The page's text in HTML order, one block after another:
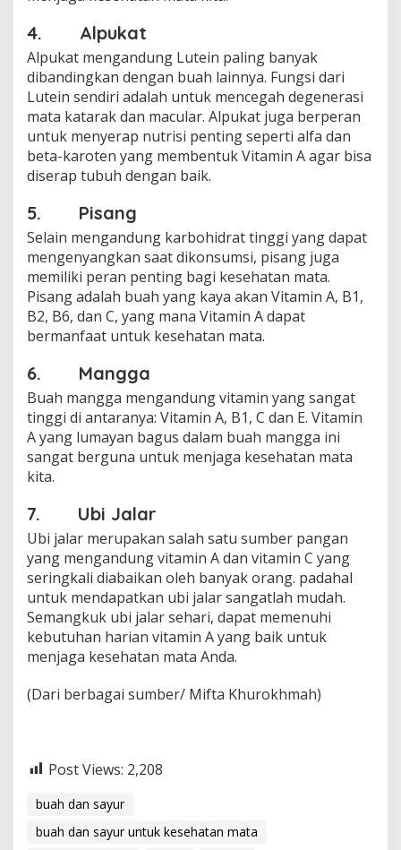
4. Alpukat
Alpukat mengandung Lutein paling banyak
dibandingkan dengan buah lainnya. Fungsi dari
Lutein sendiri adalah untuk mencegah degenerasi
mata katarak dan macular. Alpukat juga berperan
untuk menyerap nutrisi penting seperti alfa dan
beta-karoten yang membentuk Vitamin A agar bisa
diserap tubuh dengan baik.
5. Pisang
Selain mengandung karbohidrat tinggi yang dapat
mengenyangkan saat dikonsumsi, pisang juga
memiliki peran penting bagi kesehatan mata.
Pisang adalah buah yang kaya akan Vitamin A, B1,
B2, B6, dan C, yang mana Vitamin A dapat
bermanfaat untuk kesehatan mata.
6. Mangga
Buah mangga mengandung vitamin yang sangat
tinggi di antaranya: Vitamin A, B1, C dan E. Vitamin
A yang lumayan bagus dalam buah mangga ini
sangat berguna untuk menjaga kesehatan mata
kita.
7. Ubi Jalar
Ubi jalar merupakan salah satu sumber pangan
yang mengandung vitamin A dan vitamin C yang
seringkali diabaikan oleh banyak orang. padahal
untuk mendapatkan ubi jalar sangatlah mudah.
Semangkuk ubi jalar sehari, dapat memenuhi
kebutuhan harian vitamin A yang baik untuk
menjaga kesehatan mata Anda.
(Dari berbagai sumber/ Mifta Khurokhmah)
Post Views: 2,208
buah dan sayur
buah dan sayur untuk kesehatan mata